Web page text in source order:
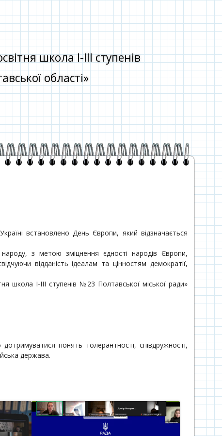
школа І-ІІІ ступенів
області»
встановлено День Європи, який відзначається
з метою зміцнення єдності народів Європи,
відданість ідеалам та цінностям демократії,
школа І-ІІІ ступенів №23 Полтавської міської ради»
понять толерантності, співдружності,
держава.